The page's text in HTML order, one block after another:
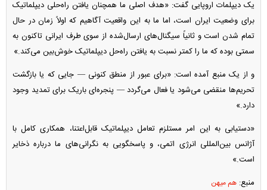
یک دیپلمات اروپایی گفت: «هدف اصلی ما همچنان یافتن راه‌حلی دیپلماتیک
برای وضعیت ایران است، اما ما به این واقعیت آگاهیم که اولاً زمان در حال
تمام شدن است و ثانیاً سیگنال‌های ارسال‌شده از سوی طرف ایرانی تاکنون به
سمتی بوده که ما را کمتر نسبت به یافتن راه‌حل دیپلماتیک خوش‌بین می‌کند.»
و از یک منبع آمده است: «برای عبور از منطق کنونی — جایی که یا بازگشت
تحریم‌ها منقضی می‌شود یا فعال می‌گردد — پنجره‌ای باریک برای تمدید وجود
دارد.»
«دستیابی به این امر مستلزم تعامل دیپلماتیک قابل‌اعتنا، همکاری کامل با
آژانس بین‌المللی انرژی اتمی، و پاسخگویی به نگرانی‌های ما درباره ذخایر
است.»
منبع: هم میهن